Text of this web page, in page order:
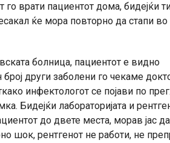
врати пациентот дома, бидејќи
ќе мора повторно да стапи во
болница, пациентот е видно
други заболени го чекаме
инфектологот се појави по
Бидејќи лабораторијата и
до двете места, морав јас
шок, рентгенот не работи, не